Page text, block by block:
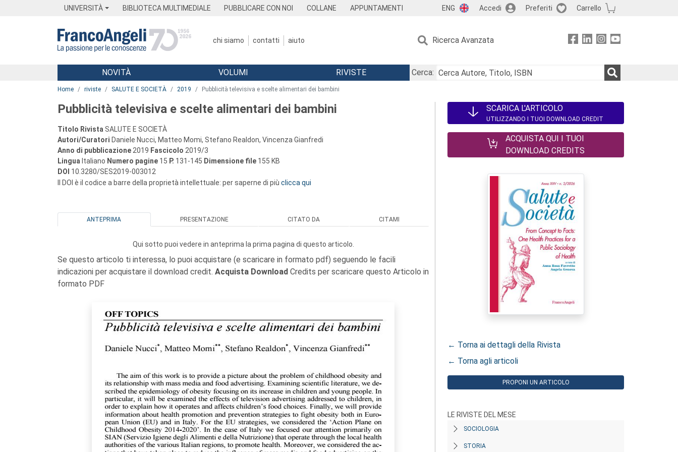
UNIVERSITÀ BIBLIOTECA MULTIMEDIALE PUBBLICARE CON NOI COLLANE APPUNTAMENTI ENG Accedi Preferiti Carrello
chi siamo contatti aiuto Ricerca Avanzata
Menu
NOVITÀ VOLUMI RIVISTE
Cerca:
Home riviste SALUTE E SOCIETÀ 2019 Pubblicità televisiva e scelte alimentari dei bambini
Pubblicità televisiva e scelte alimentari dei bambini
Titolo Rivista SALUTE E SOCIETÀ
Autori/Curatori Daniele Nucci, Matteo Momi, Stefano Realdon, Vincenza Gianfredi
Anno di pubblicazione 2019 Fascicolo 2019/3
Lingua Italiano Numero pagine 15 P. 131-145 Dimensione file 155 KB
DOI 10.3280/SES2019-003012
Il DOI è il codice a barre della proprietà intellettuale: per saperne di più clicca qui
ANTEPRIMA PRESENTAZIONE CITATO DA CITAMI
Qui sotto puoi vedere in anteprima la prima pagina di questo articolo.
Se questo articolo ti interessa, lo puoi acquistare (e scaricare in formato pdf) seguendo le facili
indicazioni per acquistare il download credit. Acquista Download Credits per scaricare questo Articolo in
formato PDF
SCARICA L'ARTICOLO
UTILIZZANDO I TUOI DOWNLOAD CREDIT
ACQUISTA QUI I TUOI
DOWNLOAD CREDITS
← Torna ai dettagli della Rivista
← Torna agli articoli
PROPONI UN ARTICOLO
LE RIVISTE DEL MESE
SOCIOLOGIA
STORIA